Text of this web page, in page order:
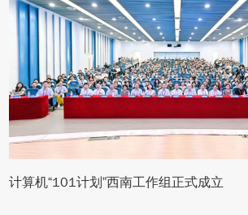
计算机“101计划”西南工作组正式成立